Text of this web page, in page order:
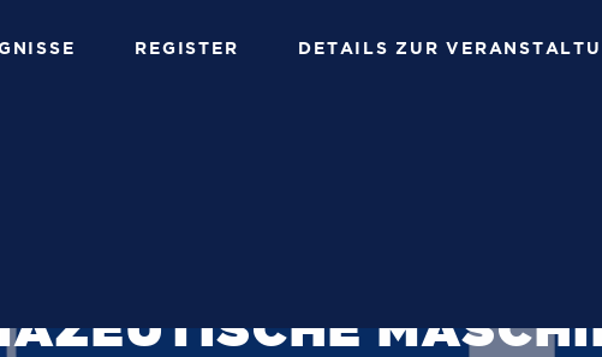
REGISTER DETAILS ZUR